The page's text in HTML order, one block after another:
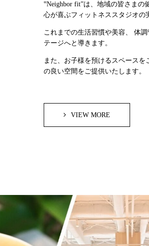
‟Neighbor fit”は、地域の皆さまの
心が喜ぶフィットネススタジオの
これまでの⽣活習慣や美容、 体
テージへと導きます。
また、お⼦様を預けるスペース
の良い空間をご提供いたします。
VIEW MORE